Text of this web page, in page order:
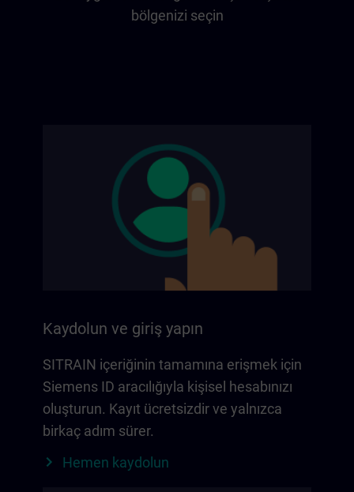
bölgenizi seçin
Kaydolun ve giriş yapın
SITRAIN içeriğinin tamamına erişmek için
Siemens ID aracılığıyla kişisel hesabınızı
oluşturun. Kayıt ücretsizdir ve yalnızca
birkaç adım sürer.
Hemen kaydolun